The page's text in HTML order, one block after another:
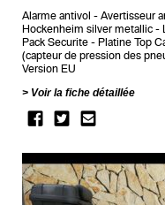
Alarme antivol Avertisseur
Hockenheim silver metallic
Pack Securite
Platine Top
(capteur de pression des
Version EU
Voir la fiche détaillée